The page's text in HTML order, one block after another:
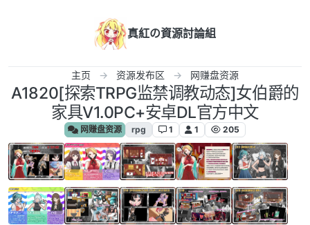
真紅の資源討論組
主页 资源发布区 网赚盘资源
A1820[探索TRPG监禁调教动态]女伯爵的
家具V1.0PC+安卓DL官方中文
网赚盘资源 rpg 1 1 205